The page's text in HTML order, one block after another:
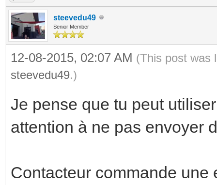
steevedu49
Senior Member
12-08-2015, 02:07 AM (This post was
steevedu49.)
Je pense que tu peut
attention à ne pas envoyer
Contacteur commande une